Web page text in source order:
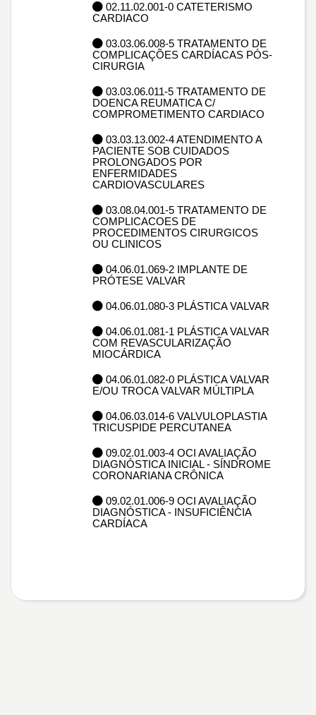
02.11.02.001-0 CATETERISMO
CARDIACO
03.03.06.008-5 TRATAMENTO DE
COMPLICAÇÕES CARDÍACAS PÓS-
CIRURGIA
03.03.06.011-5 TRATAMENTO DE
DOENCA REUMATICA C/
COMPROMETIMENTO CARDIACO
03.03.13.002-4 ATENDIMENTO A
PACIENTE SOB CUIDADOS
PROLONGADOS POR
ENFERMIDADES
CARDIOVASCULARES
03.08.04.001-5 TRATAMENTO DE
COMPLICACOES DE
PROCEDIMENTOS CIRURGICOS
OU CLINICOS
04.06.01.069-2 IMPLANTE DE
PRÓTESE VALVAR
04.06.01.080-3 PLÁSTICA VALVAR
04.06.01.081-1 PLÁSTICA VALVAR
COM REVASCULARIZAÇÃO
MIOCÁRDICA
04.06.01.082-0 PLÁSTICA VALVAR
E/OU TROCA VALVAR MÚLTIPLA
04.06.03.014-6 VALVULOPLASTIA
TRICUSPIDE PERCUTANEA
09.02.01.003-4 OCI AVALIAÇÃO
DIAGNÓSTICA INICIAL - SÍNDROME
CORONARIANA CRÔNICA
09.02.01.006-9 OCI AVALIAÇÃO
DIAGNÓSTICA - INSUFICIÊNCIA
CARDÍACA